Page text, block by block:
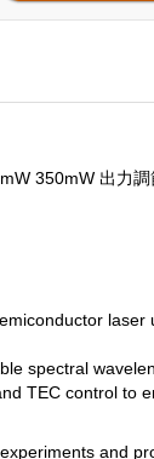
350mW 出力調
spectral
TEC control to
and